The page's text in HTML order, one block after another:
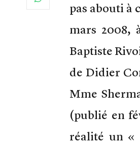
pas abouti à
mars 2008,
Baptiste
de Didier
Mme
(publié en
réalité un «